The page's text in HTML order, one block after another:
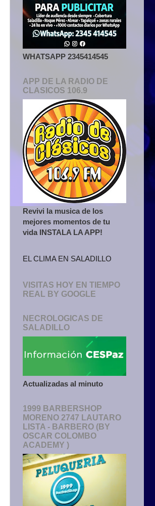
WHATSAPP 2345414545
APP DE LA RADIO DE
CLASICOS 106.9
Revivi la musica de los
mejores momentos de tu
vida INSTALA LA APP!
EL CLIMA EN SALADILLO
VISITAS HOY EN TIEMPO
REAL BY GOOGLE
NECROLOGICAS DE
SALADILLO
Actualizadas al minuto
1999 BARBERSHOP
MORENO 2747 LAUTARO
LISTA - BARBERO (BY
OSCAR COLOMBO
ACADEMY )